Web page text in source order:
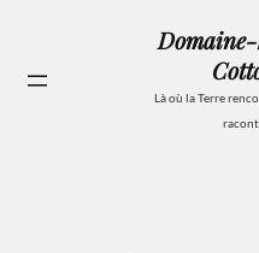
contenu
Là où la Terre